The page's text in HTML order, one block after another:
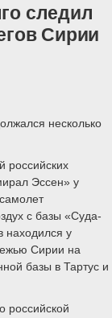
следил
Сирии
несколько
российских
Эссен» у
с базы «Суда-
находился у
Сирии на
базы в Тартус и
российской